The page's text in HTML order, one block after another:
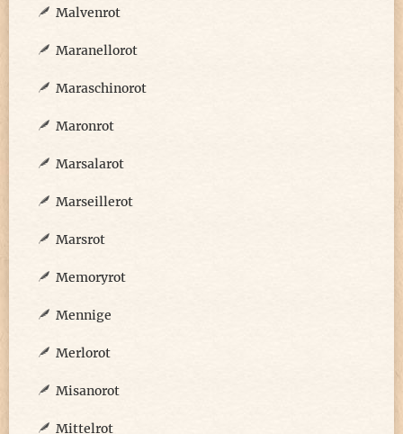
Malvenrot
Maranellorot
Maraschinorot
Maronrot
Marsalarot
Marseillerot
Marsrot
Memoryrot
Mennige
Merlorot
Misanorot
Mittelrot